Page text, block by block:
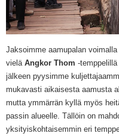
Jaksoimme aamupalan
vielä Angkor Thom -
jälkeen pyysimme
mukavasti aikaisesta aamusta
mutta ymmärrän kyllä myös
passin alueelle. Tällöin on
yksityiskohtaisemmin eri